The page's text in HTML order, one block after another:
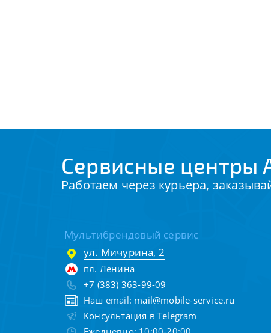
Сервисные центры
Работаем через курьера,
Мультибрендовый сервис
ул. Мичурина, 2
пл. Ленина
+7 (383) 363-99-09
Наш email: mail@mobile-service.ru
Консультация в Telegram